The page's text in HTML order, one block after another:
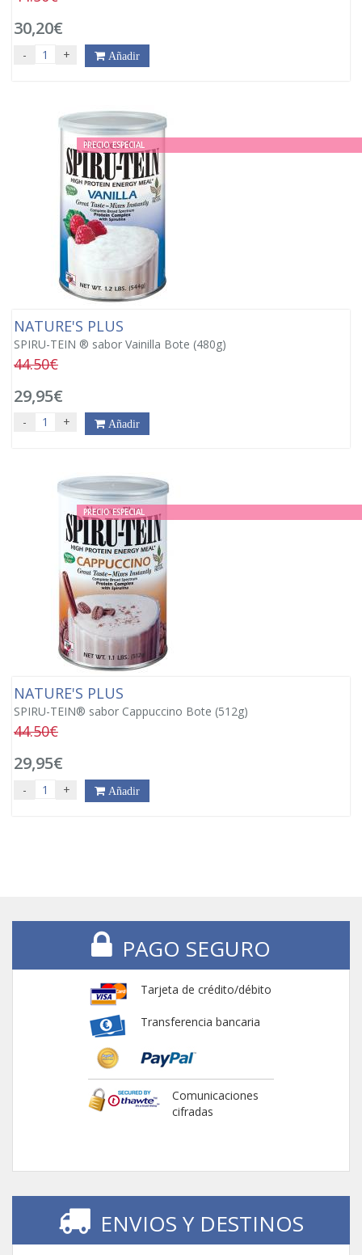
30,20€
- + Añadir
PRECIO ESPECIAL
NATURE'S PLUS
SPIRU-TEIN ® sabor Vainilla Bote (480g)
44.50€
29,95€
- + Añadir
PRECIO ESPECIAL
NATURE'S PLUS
SPIRU-TEIN® sabor Cappuccino Bote (512g)
44.50€
29,95€
- + Añadir
PAGO SEGURO
Tarjeta de crédito/débito
Transferencia bancaria
Comunicaciones
cifradas
ENVIOS Y DESTINOS